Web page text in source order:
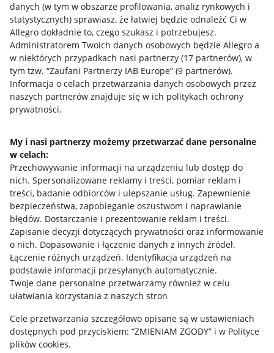
danych (w tym w obszarze profilowania, analiz rynkowych i
statystycznych) sprawiasz, że łatwiej będzie odnaleźć Ci w
Allegro dokładnie to, czego szukasz i potrzebujesz.
Administratorem Twoich danych osobowych będzie Allegro a
w niektórych przypadkach nasi partnerzy (17 partnerów), w
tym tzw. “Zaufani Partnerzy IAB Europe” (9 partnerów).
Informacja o celach przetwarzania danych osobowych przez
naszych partnerów znajduje się w ich politykach ochrony
prywatności.
My i nasi partnerzy możemy przetwarzać dane personalne
w celach:
Przechowywanie informacji na urządzeniu lub dostęp do
nich. Spersonalizowane reklamy i treści, pomiar reklam i
treści, badanie odbiorców i ulepszanie usług. Zapewnienie
bezpieczeństwa, zapobieganie oszustwom i naprawianie
błędów. Dostarczanie i prezentowanie reklam i treści.
Zapisanie decyzji dotyczących prywatności oraz informowanie
o nich. Dopasowanie i łączenie danych z innych źródeł.
Łączenie różnych urządzeń. Identyfikacja urządzeń na
podstawie informacji przesyłanych automatycznie.
Twoje dane personalne przetwarzamy również w celu
ułatwiania korzystania z naszych stron
Cele przetwarzania szczegółowo opisane są w ustawieniach
dostępnych pod przyciskiem: “ZMIENIAM ZGODY” i w Polityce
plików cookies.
Nawigacja
Przydatne informacje
Jak to działa
Allegro Gadane dla sprzedających
Allegro Gadane dla kupujących
Mapa miejscowości
Informacje prawne
Regulamin
Polityka plików "cookies"
Ustawienia plików "cookies"
Udostępnianie lokalizacji
Informacje dla Aktu o Usługach Cyfrowych